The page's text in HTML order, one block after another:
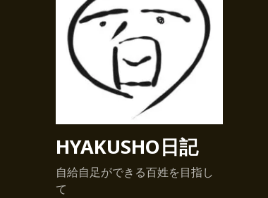
HYAKUSHO日記
自給自足ができる百姓を目指し
て